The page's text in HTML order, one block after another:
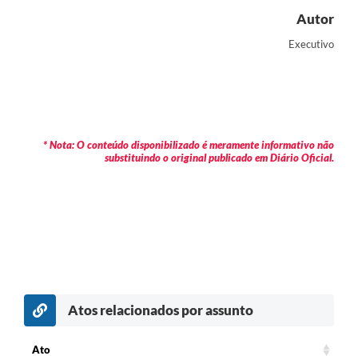
Autor
Executivo
* Nota: O conteúdo disponibilizado é meramente informativo não
substituindo o original publicado em Diário Oficial.
Atos relacionados por assunto
Ato